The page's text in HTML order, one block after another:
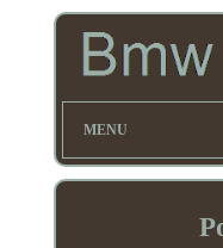
MENU